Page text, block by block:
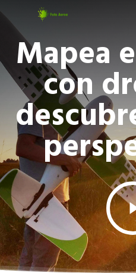
main
contentMapea
con